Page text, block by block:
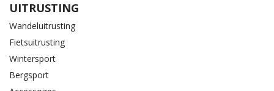
UITRUSTING
Wandeluitrusting
Fietsuitrusting
Wintersport
Bergsport